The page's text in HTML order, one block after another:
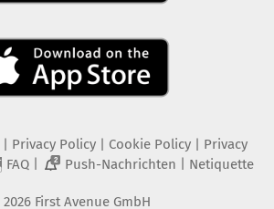
Privacy Policy| Cookie Policy| Privacy
FAQ| 2 Push-Nachrichten Netiquette
2026 First Avenue GmbH